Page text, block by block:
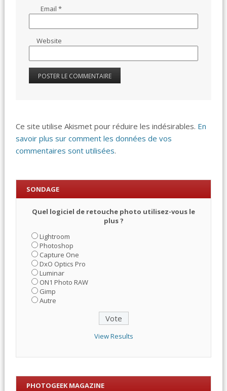
Email*
Website
Ce site utilise Akismet pour réduire les indésirables. En
savoir plus sur comment les données de vos
commentaires sont utilisées.
SONDAGE
Quel logiciel de retouche photo utilisez-vous le
plus ?
Lightroom
Photoshop
Capture One
DxO Optics Pro
Luminar
ON1 Photo RAW
Gimp
Autre
View Results
PHOTOGEEK MAGAZINE